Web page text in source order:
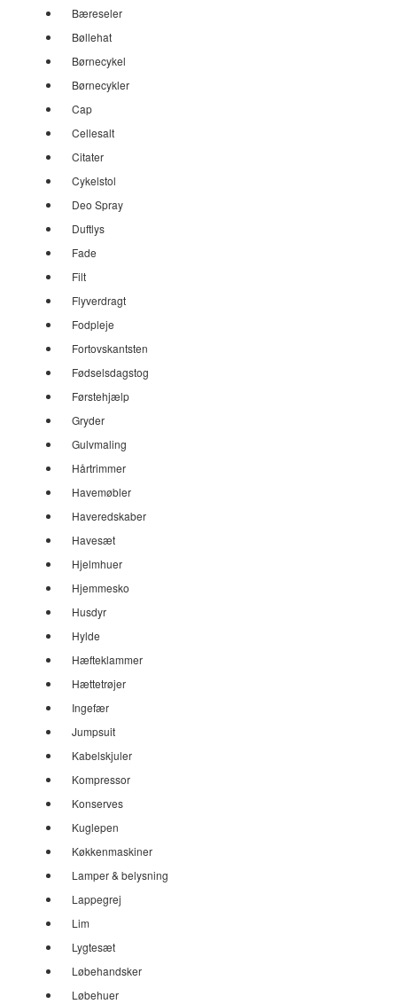
Bæreseler
Bøllehat
Børnecykel
Børnecykler
Cap
Cellesalt
Citater
Cykelstol
Deo Spray
Duftlys
Fade
Filt
Flyverdragt
Fodpleje
Fortovskantsten
Fødselsdagstog
Førstehjælp
Gryder
Gulvmaling
Hårtrimmer
Havemøbler
Haveredskaber
Havesæt
Hjelmhuer
Hjemmesko
Husdyr
Hylde
Hæfteklammer
Hættetrøjer
Ingefær
Jumpsuit
Kabelskjuler
Kompressor
Konserves
Kuglepen
Køkkenmaskiner
Lamper & belysning
Lappegrej
Lim
Lygtesæt
Løbehandsker
Løbehuer